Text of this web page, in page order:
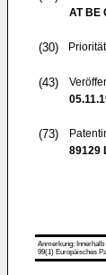
AT BE
(30)
(43)
(73)
89129
Anmerkung:
99(1) Europäisches